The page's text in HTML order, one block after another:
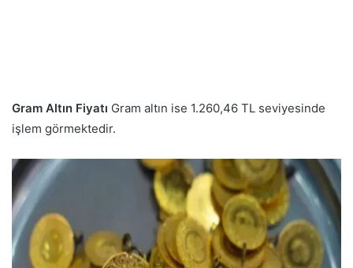
Gram Altın Fiyatı Gram altın ise 1.260,46 TL seviyesinde
işlem görmektedir.